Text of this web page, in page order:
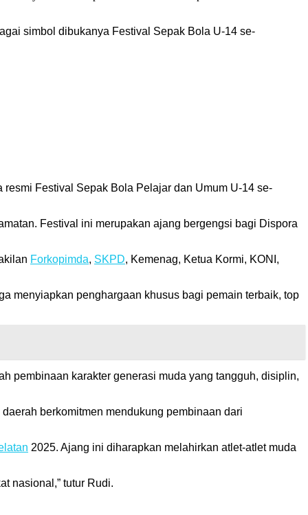
simbol dibukanya Festival Sepak Bola U-14 se-
Festival Sepak Bola Pelajar dan Umum U-14 se-
Festival ini merupakan ajang bergengsi bagi Dispora
Forkopimda, SKPD, Kemenag, Ketua Kormi, KONI,
menyiapkan penghargaan khusus bagi pemain terbaik, top
pembinaan karakter generasi muda yang tangguh, disiplin,
berkomitmen mendukung pembinaan dari
2025. Ajang ini diharapkan melahirkan atlet-atlet muda
nasional,” tutur Rudi.